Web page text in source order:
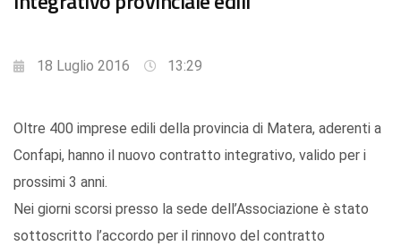
18 Luglio 2016 13:29
Oltre 400 imprese edili della provincia di Matera, aderenti a
Confapi, hanno il nuovo contratto integrativo, valido per i
prossimi 3 anni.
Nei giorni scorsi presso la sede dell’Associazione è stato
sottoscritto l’accordo per il rinnovo del contratto